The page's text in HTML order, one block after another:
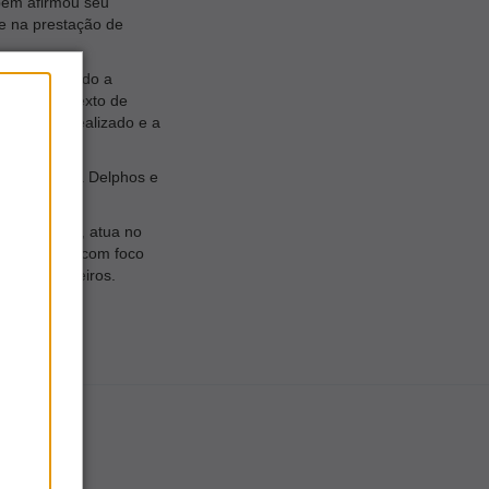
na prestação de
ressaltando a
no contexto de
trabalho realizado e a
da Delphos e
59 anos, atua no
com foco
e parceiros.